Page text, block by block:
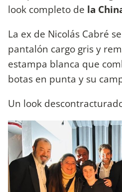
look completo de la
La ex de Nicolás Cabré
pantalón cargo gris y
estampa blanca que
botas en punta y su
Un look